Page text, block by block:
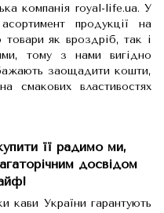
компанія royal-life.ua. У
продукції на
як вроздріб, так і
тому з нами вигідно
заощадити кошти,
смакових властивостях
її радимо ми,
досвідом
кави України гарантують